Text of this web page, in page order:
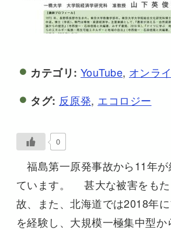
カテゴリ: YouTube, オンラ
タグ: 反原発, エコロジー
0
福島第一原発事故から11年が
ています。 甚大な被害をも
故、また、北海道では2018年
を経験し、大規模一極集中型